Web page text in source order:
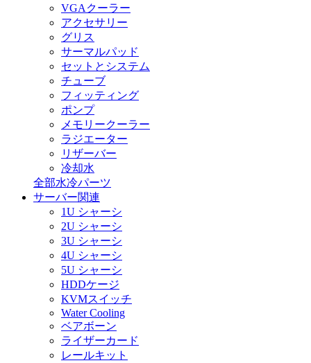
VGAクーラー
アクセサリー
グリス
サーマルパッド
セットとシステム
チューブ
フィッティング
ポンプ
メモリークーラー
ラジエーター
リザーバー
冷却水
全部水冷パーツ
サーバー関連
1U シャーシ
2U シャーシ
3U シャーシ
4U シャーシ
5U シャーシ
HDDケージ
KVMスイッチ
Water Cooling
ベアボーン
ライザーカード
レールキット